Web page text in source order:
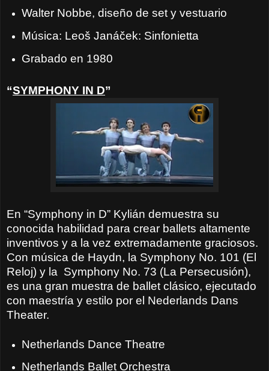
Walter Nobbe, diseño de set y vestuario
Música: Leoš Janáček: Sinfonietta
Grabado en 1980
“SYMPHONY IN D”
En “Symphony in D” Kylián demuestra su
conocida habilidad para crear ballets altamente
inventivos y a la vez extremadamente graciosos.
Con música de Haydn, la Symphony No. 101 (El
Reloj) y la Symphony No. 73 (La Persecusión),
es una gran muestra de ballet clásico, ejecutado
con maestría y estilo por el Nederlands Dans
Theater.
Netherlands Dance Theatre
Netherlands Ballet Orchestra